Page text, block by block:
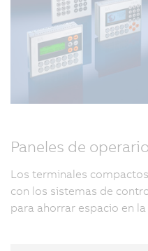
Paneles de
Los terminales
con los sistemas de
para ahorrar espacio en